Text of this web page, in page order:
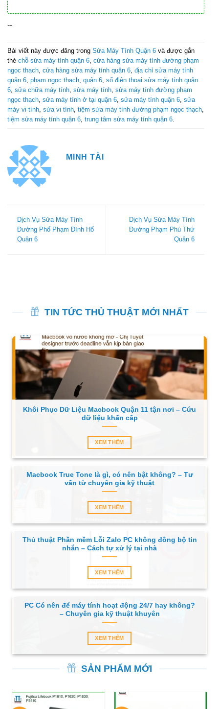
--
Bài viết này được đăng trong Sửa Máy Tính Quận 6 và được gắn
thẻ chỗ sửa máy tính quận 6 cửa hàng sửa máy tính đường phạm
ngọc thạch cửa hàng sửa máy tính quận 6 địa chỉ sửa máy tính
quận 6 phạm ngọc thạch quận 6 số điện thoại sửa máy tính quận
6 sửa chữa máy tính sửa máy tính sửa máy tính đường phạm
ngọc thạch sửa máy tính ở tại quận 6 sửa máy tính quận 6 sửa
máy vi tính sửa vi tính tiệm sửa máy tính đường phạm ngọc thạch
tiệm sửa máy tính quận 6 trung tâm sửa máy tính quận 6
MINH TÀI
Dịch Vụ Sửa Máy Tính
Đường Phố Phạm Đình Hổ
Quận 6
Dịch Vụ Sửa Máy Tính
Đường Phạm Phú Thứ
Quận 6
TIN TỨC THỦ THUẬT MỚI NHẤT
Khôi Phục Dữ Liệu Macbook Quận 11 tận nơi – Cứu
dữ liệu khẩn cấp
XEM THÊM
Macbook True Tone là gì, có nên bật không? – Tư
vấn từ chuyên gia kỹ thuật
XEM THÊM
Thủ thuật Phần mềm Lỗi Zalo PC không đồng bộ tin
nhắn – Cách tự xử lý tại nhà
XEM THÊM
PC Có nên để máy tính hoạt động 24/7 hay không?
– Chuyên gia kỹ thuật khuyên
XEM THÊM
SẢN PHẨM MỚI